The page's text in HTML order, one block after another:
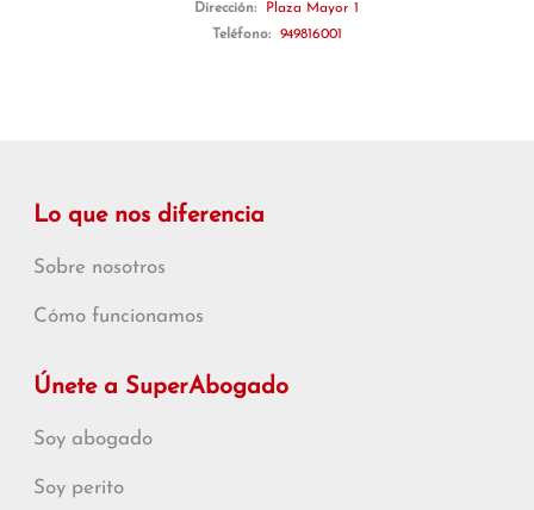
Dirección:
Plaza Mayor 1
Teléfono:
949816001
Lo que nos diferencia
Sobre nosotros
Cómo funcionamos
Únete a SuperAbogado
Soy abogado
Soy perito